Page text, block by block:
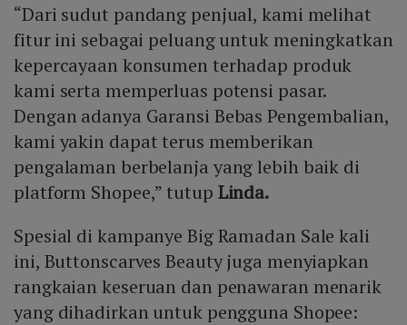
“Dari sudut pandang penjual, kami melihat
fitur ini sebagai peluang untuk meningkatkan
kepercayaan konsumen terhadap produk
kami serta memperluas potensi pasar.
Dengan adanya Garansi Bebas Pengembalian,
kami yakin dapat terus memberikan
pengalaman berbelanja yang lebih baik di
platform Shopee,” tutup Linda.
Spesial di kampanye Big Ramadan Sale kali
ini, Buttonscarves Beauty juga menyiapkan
rangkaian keseruan dan penawaran menarik
yang dihadirkan untuk pengguna Shopee: